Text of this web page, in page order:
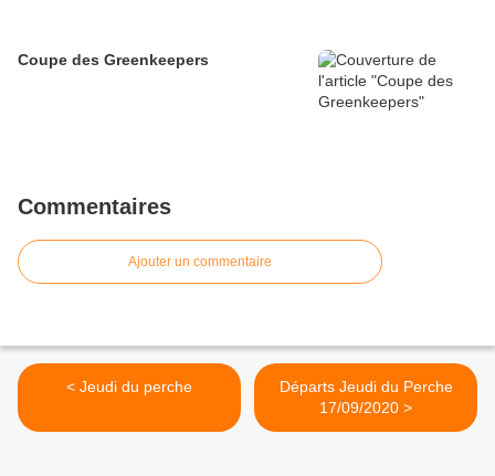
Coupe des Greenkeepers
Commentaires
Ajouter un commentaire
< Jeudi du perche
Départs Jeudi du Perche
17/09/2020 >